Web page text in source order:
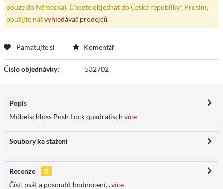
pouze do Německa). Chcete objednat do České republiky? Prosím,
použijte nášvyhledávač prodejců.
Pamatujte si Komentář
Číslo objednávky: 532702
Popis
Möbelschloss Push Lock quadratisch více
Soubory ke stažení
Recenze
0
Číst, psát a posoudít hodnocení...více